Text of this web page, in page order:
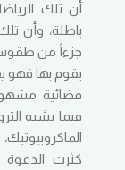
أن تلك
باطلة، وأن
جزءاً من طقوس
يقوم بها فهو
فضائية
فيما يشبه
كثرت الدعوة